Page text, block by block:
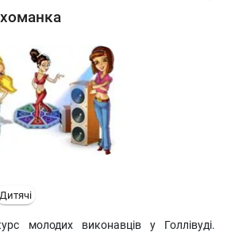
Дитячі
молодих виконавців у Голлівуді.